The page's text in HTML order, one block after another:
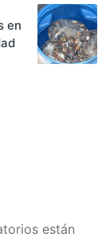
en
están